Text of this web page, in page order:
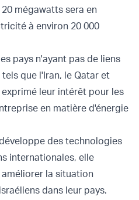
mégawatts sera en
à environ 20 000
pays n'ayant pas de liens
que l'Iran, le Qatar et
leur intérêt pour les
en matière d'énergie
des technologies
internationales, elle
la situation
dans leur pays.